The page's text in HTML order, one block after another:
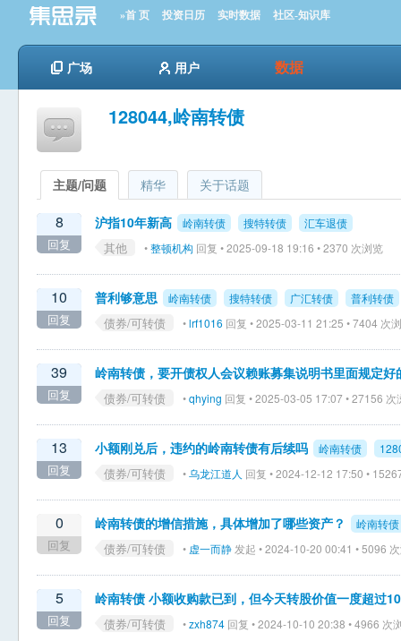
»首 页 投资日历 实时数据 社区-知识库
广场 用户 数据
128044,岭南转债
主题/问题 精华 关于话题
8
回复
沪指10年新高 岭南转债 搜特转债 汇车退债
其他 •整顿机构 回复 • 2025-09-18 19:16 • 2370 次浏览
10
回复
普利够意思 岭南转债 搜特转债 广汇转债 普利转债
债券/可转债 •lrf1016 回复 • 2025-03-11 21:25 • 7404 次
39
回复
岭南转债，要开债权人会议赖账募集说明书里面规定
债券/可转债 •qhying 回复 • 2025-03-05 17:07 • 27156 次
13
回复
小额刚兑后，违约的岭南转债有后续吗 岭南转债
债券/可转债 •乌龙江道人 回复 • 2024-12-12 17:50 •
0
回复
岭南转债的增信措施，具体增加了哪些资产？ 岭南转债
债券/可转债 • 虚一而静 发起 • 2024-10-20 00:41 • 5096
5
回复
岭南转债 小额收购款已到，但今天转股价值一度超过
债券/可转债 •zxh874 回复 • 2024-10-10 20:38 • 4966 次